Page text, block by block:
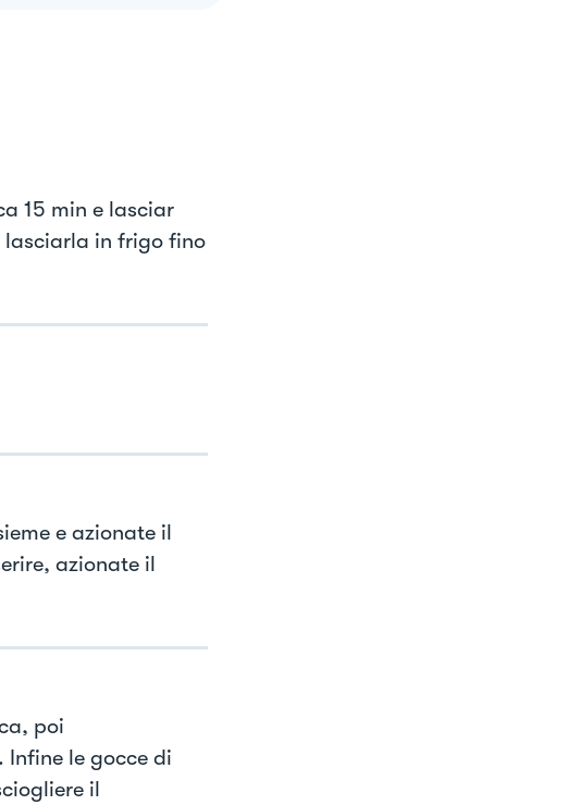
15 min e lasciar
lasciarla in frigo fino
e azionate il
azionate il
poi
le gocce di
il